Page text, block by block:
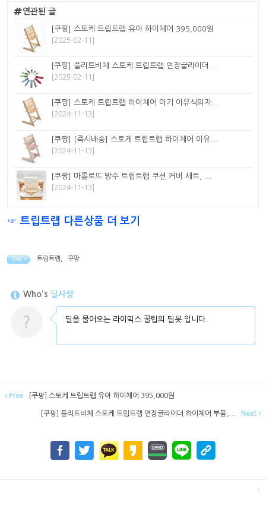
연관된 글
[쿠팡] 스토케 트립트랩 유아 하이체어 395,000원
[2025-02-11]
[쿠팡] 플리트비체 스토케 트립트랩 연장글라이더 ...
[2025-02-11]
[쿠팡] 스토케 트립트랩 하이체어 아기 이유식의자...
[2024-11-13]
[쿠팡] [즉시배송] 스토케 트립트랩 하이체어 이유...
[2024-11-13]
[쿠팡] 마롤로뜨 방수 트립트랩 쿠션 커버 세트, ...
[2024-11-13]
☞ 트립트랩 다른상품 더 보기
TAG • 트립트랩 쿠팡
Who's 딜사랑
? 딜을 물어오는 라이믹스 꿀팁의 딜봇 입니다.
Prev [쿠팡] 스토케 트립트랩 유아 하이체어 395,000원
[쿠팡] 플리트비체 스토케 트립트랩 연장글라이더 하이체어 부품,... Next